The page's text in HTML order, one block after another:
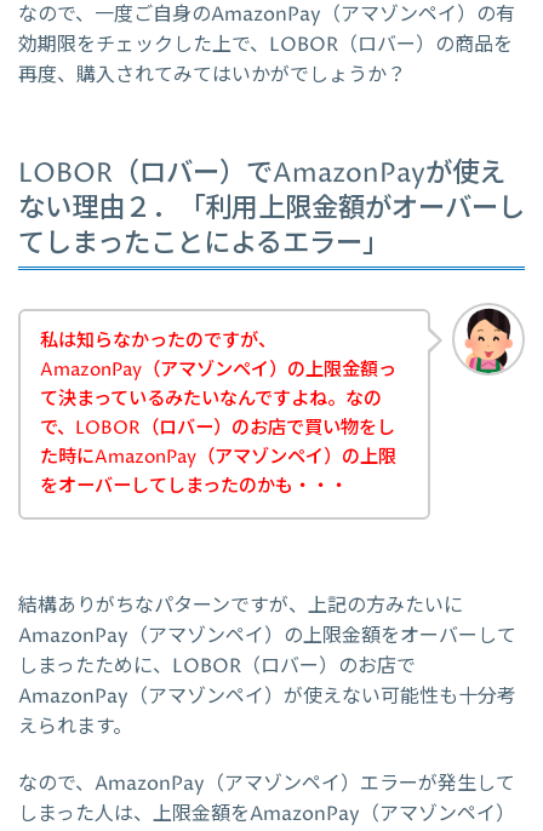
なので、一度ご自身のAmazonPay（アマゾンペイ）の有
効期限をチェックした上で、LOBOR（ロバー）の商品を
再度、購入されてみてはいかがでしょうか？
LOBOR（ロバー）でAmazonPayが使え
ない理由２．「利用上限金額がオーバーし
てしまったことによるエラー」
私は知らなかったのですが、
AmazonPay（アマゾンペイ）の上限金額っ
て決まっているみたいなんですよね。なの
で、LOBOR（ロバー）のお店で買い物をし
た時にAmazonPay（アマゾンペイ）の上限
をオーバーしてしまったのかも・・・
結構ありがちなパターンですが、上記の方みたいに
AmazonPay（アマゾンペイ）の上限金額をオーバーして
しまったために、LOBOR（ロバー）のお店で
AmazonPay（アマゾンペイ）が使えない可能性も十分考
えられます。
なので、AmazonPay（アマゾンペイ）エラーが発生して
しまった人は、上限金額をAmazonPay（アマゾンペイ）